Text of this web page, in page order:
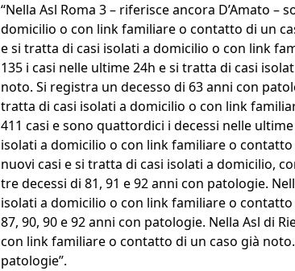
“Nella Asl Roma 3 – riferisce ancora D’Amato
domicilio o con link familiare o contatto di un
e si tratta di casi isolati a domicilio o con link
135 i casi nelle ultime 24h e si tratta di casi
noto. Si registra un decesso di 63 anni con
tratta di casi isolati a domicilio o con link
411 casi e sono quattordici i decessi nelle
isolati a domicilio o con link familiare o
nuovi casi e si tratta di casi isolati a domicilio,
tre decessi di 81, 91 e 92 anni con patologie.
isolati a domicilio o con link familiare o
87, 90, 90 e 92 anni con patologie. Nella Asl di
con link familiare o contatto di un caso già
patologie”.